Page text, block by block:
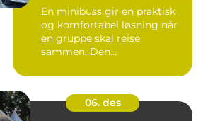
En minibuss gir en praktisk
og komfortabel løsning når
en gruppe skal reise
sammen. Den...
06. des